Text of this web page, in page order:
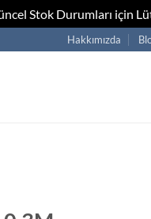
Stok Durumları için
Hakkımızda